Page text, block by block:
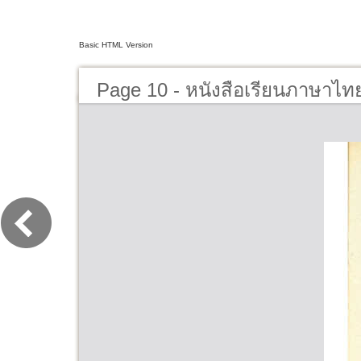
Basic HTML Version
Page 10 - หนังสือเรียนภาษาไท